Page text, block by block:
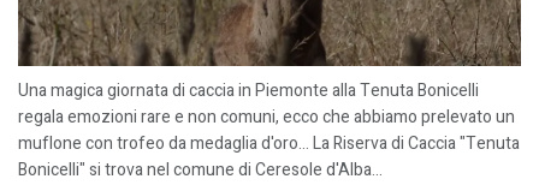
Una magica giornata di caccia in Piemonte alla Tenuta Bonicelli
regala emozioni rare e non comuni, ecco che abbiamo prelevato un
muflone con trofeo da medaglia d'oro... La Riserva di Caccia "Tenuta
Bonicelli" si trova nel comune di Ceresole d'Alba...